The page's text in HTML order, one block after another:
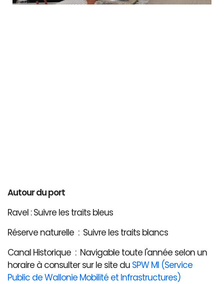
Autour du port
Ravel : Suivre les traits bleus
Réserve naturelle : Suivre les traits blancs
Canal Historique : Navigable toute l'année selon un
horaire à consulter sur le site du SPW MI (Service
Public de Wallonie Mobilité et Infrastructures)